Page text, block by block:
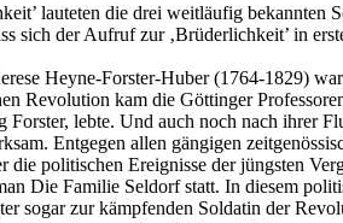
lauteten die drei weitläufig
sich der Aufruf zur ‚Brüderlichkeit’ in
Heyne-Forster-Huber (1764-1829)
Revolution kam die Göttinger
Forster, lebte. Und auch noch nach ihrer
Entgegen allen gängigen
die politischen Ereignisse der jüngsten
Die Familie Seldorf statt. In diesem
sogar zur kämpfenden Soldatin der